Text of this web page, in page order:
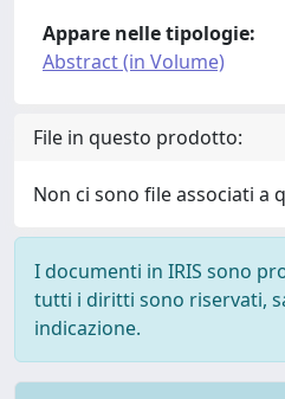
Appare nelle tipologie:
Abstract (in Volume)
File in questo prodotto:
Non ci sono file associati a
I documenti in IRIS sono
tutti i diritti sono riservati,
indicazione.